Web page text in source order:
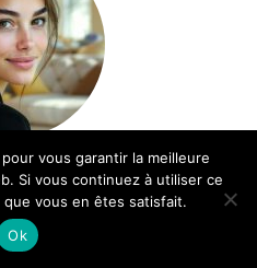
Bénédicte, j'ai 27 ans
passionnée.
vous garantir la meilleure
Si vous continuez à utiliser ce
vous en êtes satisfait.
Ok